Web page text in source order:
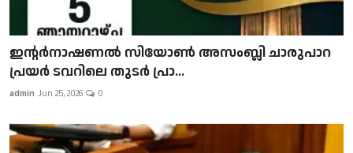
ഇന്റർനാഷണൽ സിയോൺ അസംബ്ലി ചാരുപാറ
പ്രയർ ടവറിലെ തുടർ പ്രാ...
admin Jun 25, 2026 0